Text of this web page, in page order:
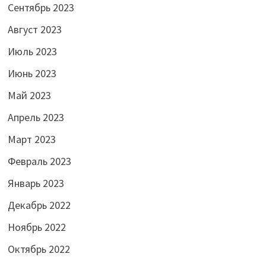
Сентябрь 2023
Август 2023
Июль 2023
Июнь 2023
Май 2023
Апрель 2023
Март 2023
Февраль 2023
Январь 2023
Декабрь 2022
Ноябрь 2022
Октябрь 2022